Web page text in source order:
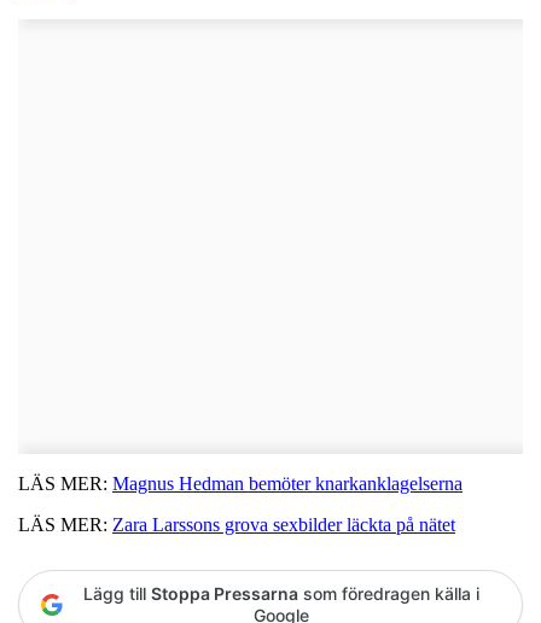
LÄS MER: Magnus Hedman bemöter knarkanklagelserna
LÄS MER: Zara Larssons grova sexbilder läckta på nätet
Lägg till Stoppa Pressarna som föredragen källa i
Google